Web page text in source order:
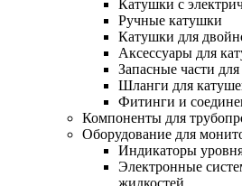
Катушки с
Ручные катушки
Катушки для
Аксессуары для
Запасные части
Шланги для
Фитинги и
Компоненты для
Оборудование для
Индикаторы
Электронные